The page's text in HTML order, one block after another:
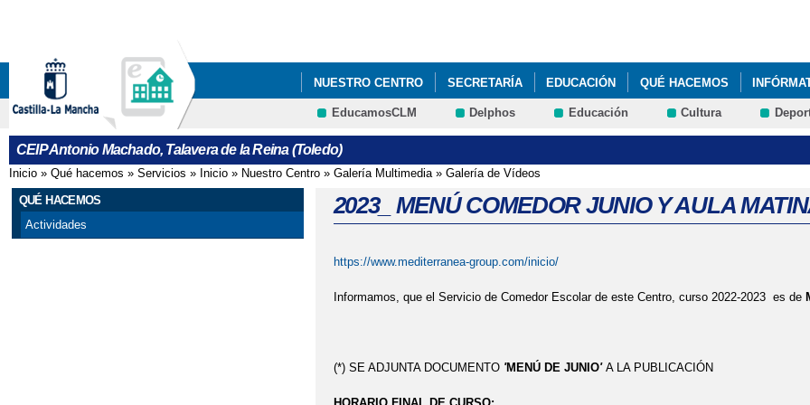
NUESTRO CENTRO SECRETARÍA EDUCACIÓN QUÉ HACEMOS
2021_ "CONSTITUCIÓN MACHADO"_MONTESSORI&EDUC@RTE 2022 JUEGO
2022 "EL CEIP ANTONIO MACHADO DE TALAVERA DE LA REINA PASA A FORMAR
MANCHA"
2022
2022 'CEIP
2022 'DÍA DE LA MUJER',
EducamosCLM Delphos Educación Cultura
CEIP Antonio Machado, Talavera de la Reina (Toledo)
Se encuentra usted aquí
Inicio » Qué hacemos » Servicios » Inicio » Nuestro Centro » Galería Multimedia» Galería de Vídeos
QUÉ HACEMOS
Actividades
2023_ MENÚ COMEDOR JUNIO Y AULA
https://www.mediterranea-group.com/inicio/
Informamos, que el Servicio de Comedor Escolar de este Centro, curso 2022-2023 es de
(*) SE ADJUNTA DOCUMENTO 'MENÚ DE JUNIO' A LA PUBLICACIÓN